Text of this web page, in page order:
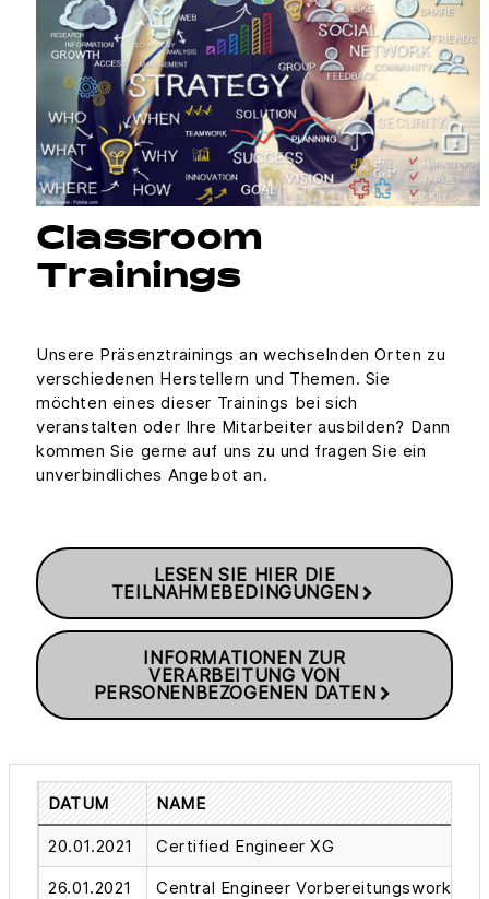
Classroom
Trainings
Unsere Präsenztrainings an wechselnden Orten zu
verschiedenen Herstellern und Themen. Sie
möchten eines dieser Trainings bei sich
veranstalten oder Ihre Mitarbeiter ausbilden? Dann
kommen Sie gerne auf uns zu und fragen Sie ein
unverbindliches Angebot an.
LESEN SIE HIER DIE
TEILNAHMEBEDINGUNGEN
INFORMATIONEN ZUR
VERARBEITUNG VON
PERSONENBEZOGENEN DATEN
DATUM NAME
20.01.2021
Certified Engineer XG
26.01.2021
Central Engineer